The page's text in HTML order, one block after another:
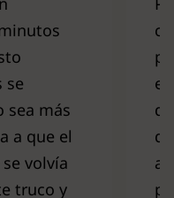
se
sea más
a que el
volvía
truco y
al